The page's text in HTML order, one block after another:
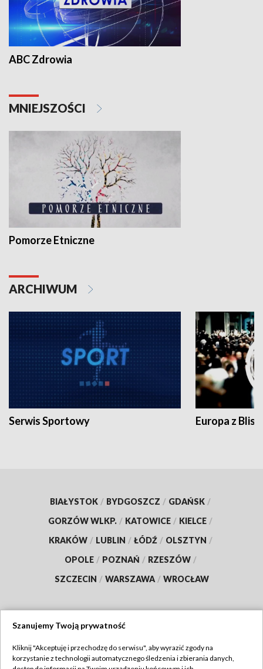
ABC Zdrowia
MNIEJSZOŚCI
Pomorze Etniczne
ARCHIWUM
Serwis Sportowy Europa z
BIAŁYSTOK / BYDGOSZCZ / GDAŃSK /
GORZÓW WLKP. / KATOWICE / KIELCE /
KRAKÓW / LUBLIN / ŁÓDŹ / OLSZTYN /
OPOLE / POZNAŃ / RZESZÓW /
SZCZECIN / WARSZAWA / WROCŁAW
TVP
Szanujemy Twoją prywatność
Kliknij "Akceptuję i przechodzę do serwisu", aby wyrazić zgody na
korzystanie z technologii automatycznego śledzenia i zbierania danych,